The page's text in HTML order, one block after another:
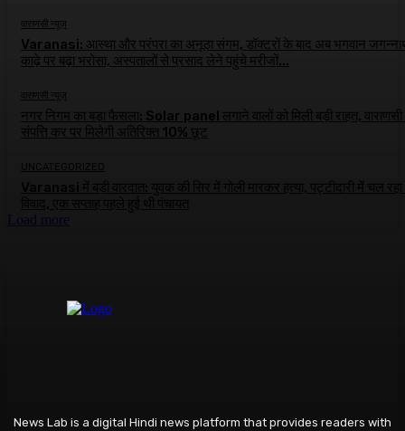
वाराणसी न्यूज़
Varanasi: आस्था और परंपरा का अनूठा संगम, डॉक्टरों के बाद अब भगवान
काढ़े पर बढ़ा भरोसा, अस्पतालों से प्रसाद लेने पहुंचे मरीजों...
वाराणसी न्यूज़
नगर निगम का बड़ा फैसला: Solar panel लगाने वालों को मिली बड़ी राहत,
संपत्ति कर पर मिलेगी अतिरिक्त 10% छूट
UNCATEGORIZED
News Lab is a digital Hindi news platform that provides readers with